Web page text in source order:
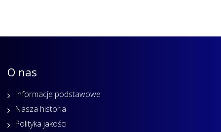
O nas
Informacje podstawowe
Nasza historia
Polityka jakości